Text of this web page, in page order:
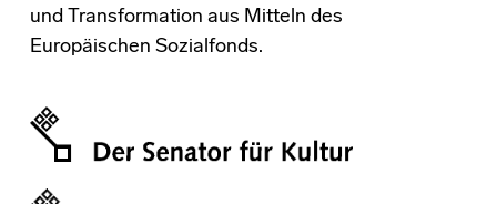
und Transformation aus Mitteln des
Europäischen Sozialfonds.